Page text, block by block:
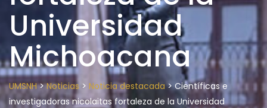
Universidad
Michoacana
UMSNH>Noticias > Noticia destacada>Científicas e
investigadoras nicolaitas fortaleza de la Universidad